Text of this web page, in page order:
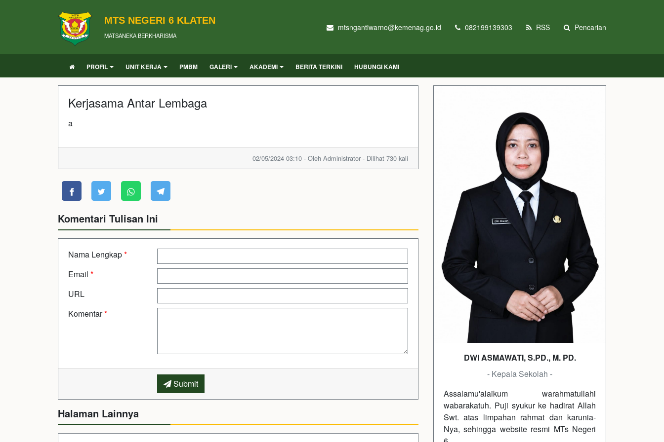
MTS NEGERI 6 KLATEN
MATSANEKA BERKHARISMA
mtsngantiwarno@kemenag.go.id 082199139303 RSS Pencarian
PROFIL UNIT KERJA PMBM GALERI AKADEMI BERITA TERKINI HUBUNGI KAMI
Kerjasama Antar Lembaga
a
02/05/2024 03:10 - Oleh Administrator - Dilihat 730 kali
Komentari Tulisan Ini
Nama Lengkap*
Email *
URL
Komentar*
Submit
Halaman Lainnya
DWI ASMAWATI, S.PD., M. PD.
- Kepala Sekolah -
Assalamu'alaikum warahmatullahi
wabarakatuh. Puji syukur ke hadirat Allah
Swt. atas limpahan rahmat dan karunia-
Nya, sehingga website resmi MTs Negeri